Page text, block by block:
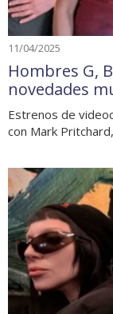
11/04/2025
Hombres G,
novedades
Estrenos de
con Mark